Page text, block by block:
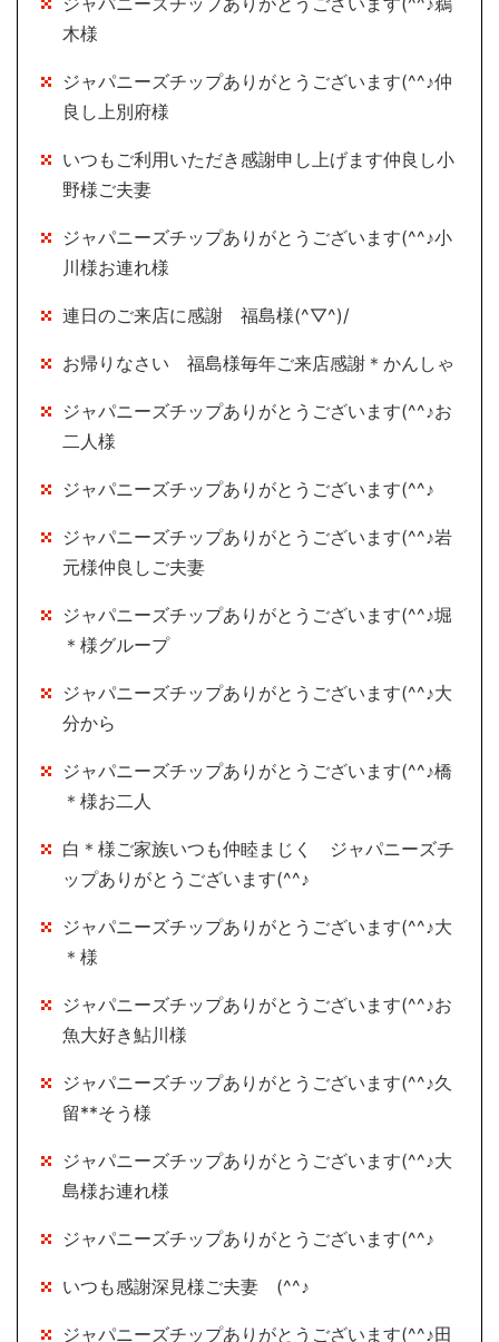
木様
ジャパニーズチップありがとうございます(^^♪仲
良し上別府様
いつもご利用いただき感謝申し上げます仲良し小
野様ご夫妻
ジャパニーズチップありがとうございます(^^♪小
川様お連れ様
連日のご来店に感謝 福島様(^▽^)/
お帰りなさい 福島様毎年ご来店感謝＊かんしゃ
ジャパニーズチップありがとうございます(^^♪お
二人様
ジャパニーズチップありがとうございます(^^♪
ジャパニーズチップありがとうございます(^^♪岩
元様仲良しご夫妻
ジャパニーズチップありがとうございます(^^♪堀
＊様グループ
ジャパニーズチップありがとうございます(^^♪大
分から
ジャパニーズチップありがとうございます(^^♪橋
＊様お二人
白＊様ご家族いつも仲睦まじく ジャパニーズチ
ップありがとうございます(^^♪
ジャパニーズチップありがとうございます(^^♪大
＊様
ジャパニーズチップありがとうございます(^^♪お
魚大好き鮎川様
ジャパニーズチップありがとうございます(^^♪久
留**そう様
ジャパニーズチップありがとうございます(^^♪大
島様お連れ様
ジャパニーズチップありがとうございます(^^♪
いつも感謝深見様ご夫妻 (^^♪
ジャパニーズチップありがとうございます(^^♪田